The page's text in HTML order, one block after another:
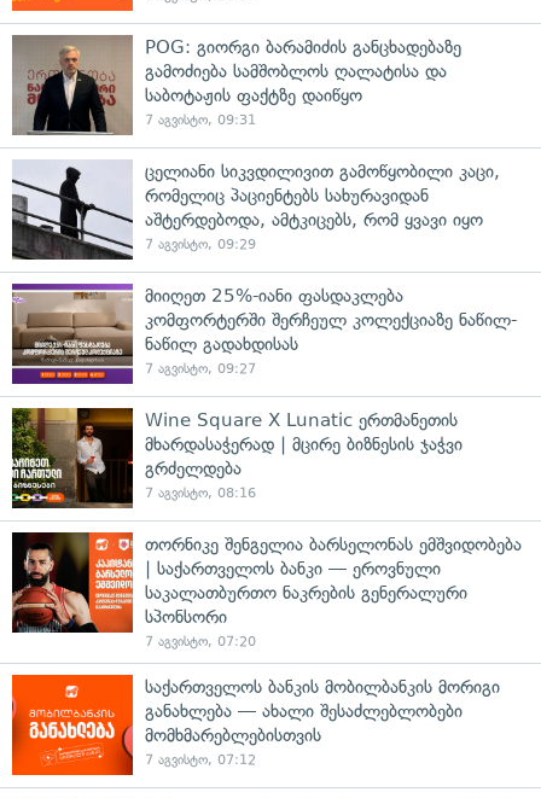
POG: გიორგი ბარამიძის განცხადებაზე
გამოძიება სამშობლოს ღალატისა და
საბოტაჟის ფაქტზე დაიწყო
7 აგვისტო, 09:31
ცელიანი სიკვდილივით გამოწყობილი კაცი,
რომელიც პაციენტებს სახურავიდან
აშტერდებოდა, ამტკიცებს, რომ ყვავი იყო
7 აგვისტო, 09:29
მიიღეთ 25%-იანი ფასდაკლება
კომფორტერში შერჩეულ კოლექციაზე ნაწილ-
ნაწილ გადახდისას
7 აგვისტო, 09:27
Wine Square X Lunatic ერთმანეთის
მხარდასაჭერად | მცირე ბიზნესის ჯაჭვი
გრძელდება
7 აგვისტო, 08:16
თორნიკე შენგელია ბარსელონას ემშვიდობება
| საქართველოს ბანკი — ეროვნული
საკალათბურთო ნაკრების გენერალური
სპონსორი
7 აგვისტო, 07:20
საქართველოს ბანკის მობილბანკის მორიგი
განახლება — ახალი შესაძლებლობები
მომხმარებლებისთვის
7 აგვისტო, 07:12